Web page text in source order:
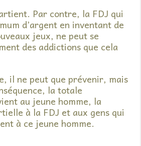
Par contre, la FDJ qui
d’argent en inventant de
jeux, ne peut se
des addictions que cela
il ne peut que prévenir, mais
la totale
au jeune homme, la
à la FDJ et aux gens qui
à ce jeune homme.